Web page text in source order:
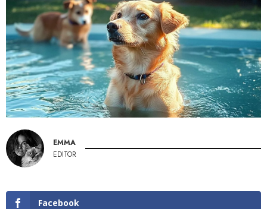
EMMA
EDITOR
Facebook